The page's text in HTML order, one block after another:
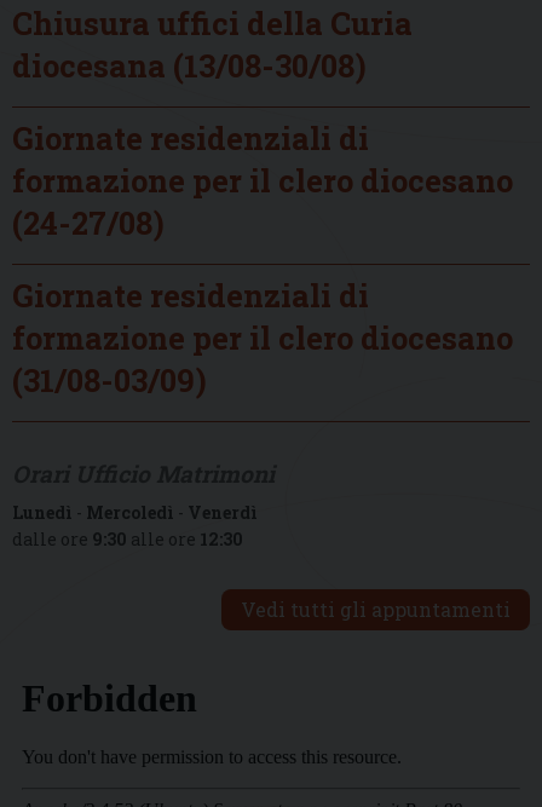
Chiusura uffici della Curia
diocesana (13/08-30/08)
Giornate residenziali di
formazione per il clero diocesano
(24-27/08)
Giornate residenziali di
formazione per il clero diocesano
(31/08-03/09)
Lunedì - Mercoledì - Venerdì
dalle ore 9:30 alle ore 12:30
Vedi tutti gli appuntamenti